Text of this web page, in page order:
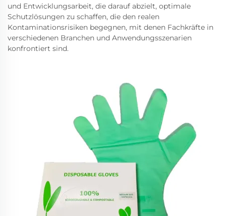
und Entwicklungsarbeit, die darauf abzielt, optimale
Schutzlösungen zu schaffen, die den realen
Kontaminationsrisiken begegnen, mit denen Fachkräfte in
verschiedenen Branchen und Anwendungsszenarien
konfrontiert sind.